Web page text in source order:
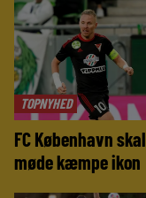
TOPNYHED
FC København skal
møde kæmpe ikon